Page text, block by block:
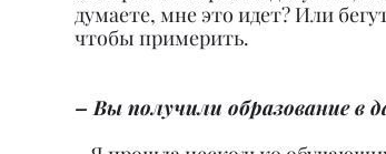
думаете, мне это идет? Или
чтобы примерить.
– Вы получили образование в